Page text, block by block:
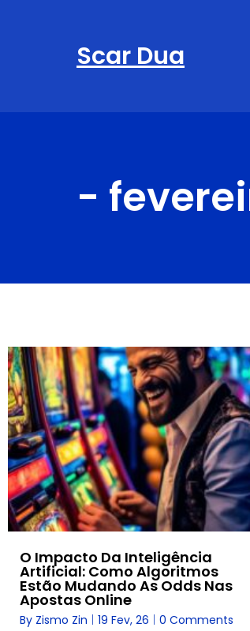
Scar Dua
-
O Impacto Da Inteligência
Artificial: Como Algoritmos
Estão Mudando As Odds Nas
Apostas Online
By Zismo Zin | 19 Fev, 26 | 0 Comments